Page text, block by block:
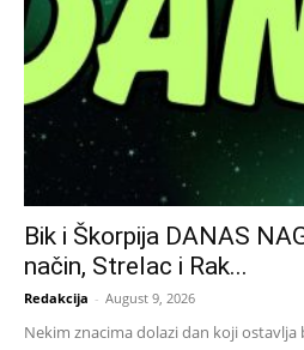
Bik i Škorpija DANAS
način, Strelac i Rak...
Redakcija - August 9, 2026
Nekim znacima dolazi dan koji ostavlja